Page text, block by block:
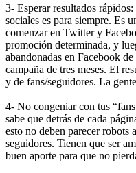
3- Esperar resultados
sociales es para siempre. Es
comenzar en Twitter y
promoción determinada, y
abandonadas en Facebook
campaña de tres meses. El
y de fans/seguidores. La
4- No congeniar con tus
sabe que detrás de cada
esto no deben parecer robots
seguidores. Tienen que ser
buen aporte para que no